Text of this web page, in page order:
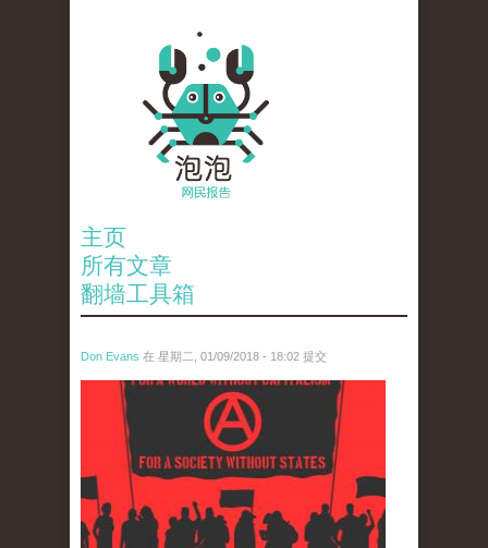
主页
所有文章
翻墙工具箱
Don Evans 在 星期二, 01/09/2018 - 18:02 提交
wechatimg875.jpeg